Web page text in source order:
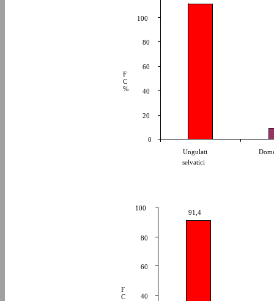
0
20
40
60
80
100
Ungulati
selvatici
F
C
%
91,4
40
60
80
100
F
C